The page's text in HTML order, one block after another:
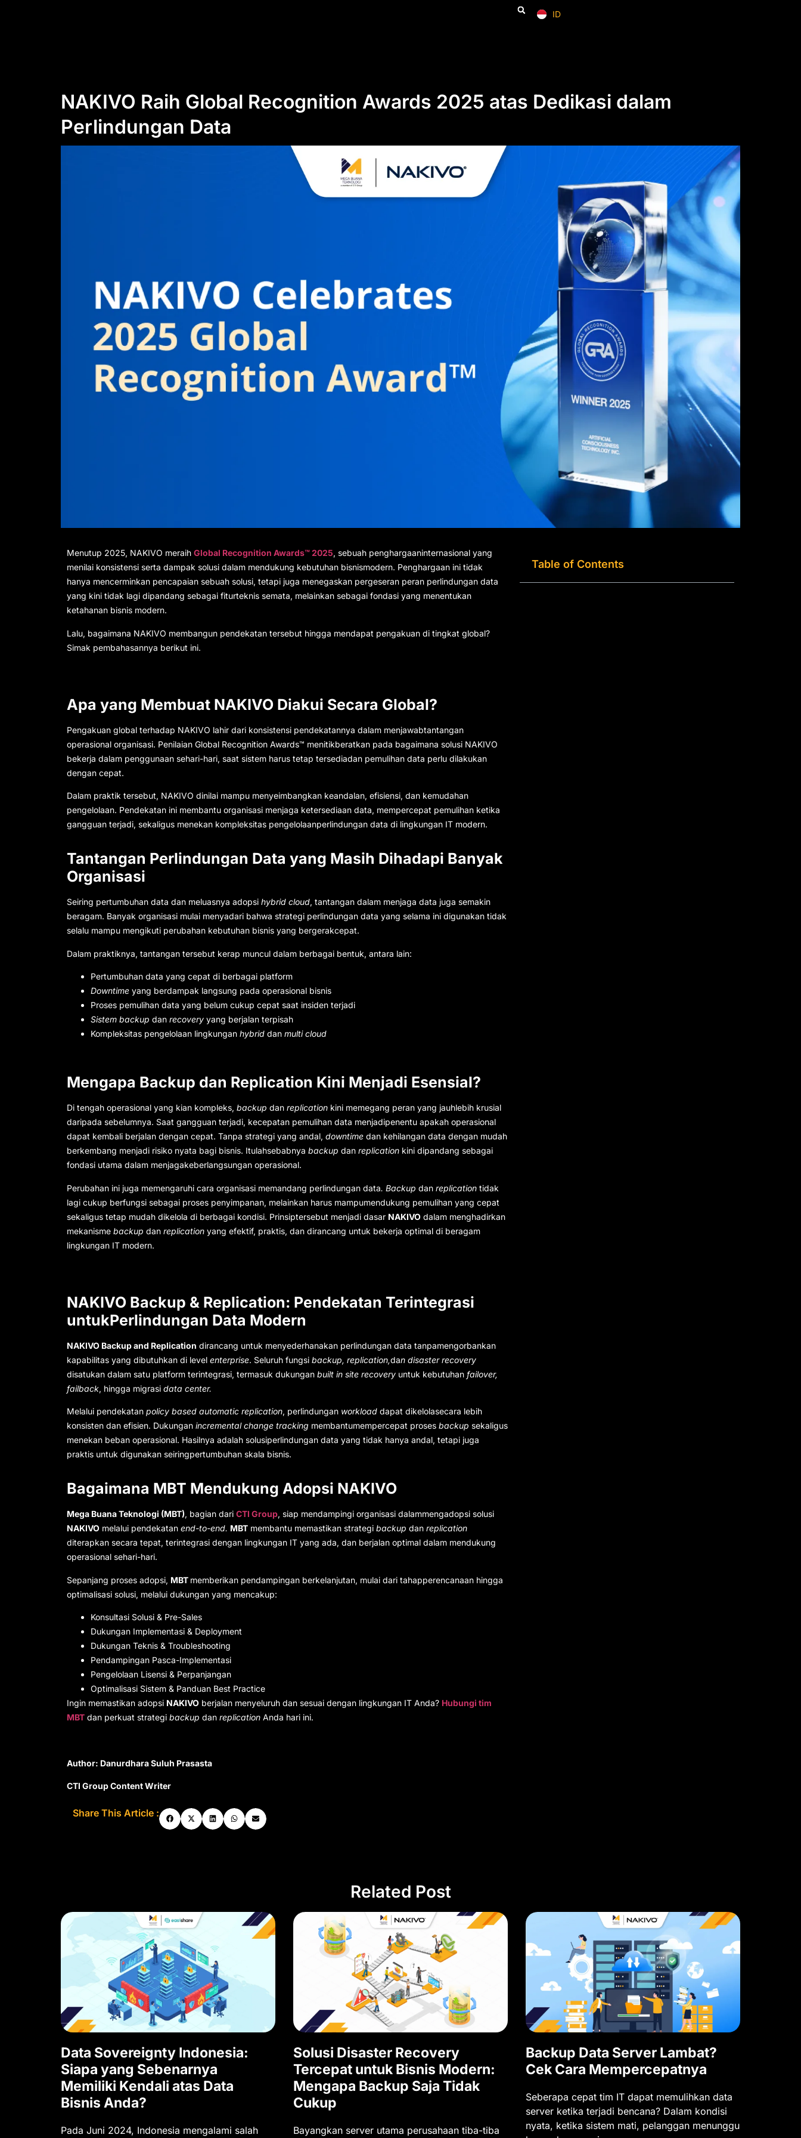
ID
EN
NAKIVO Raih Global Recognition Awards 2025 atas Dedikasi dalam
Perlindungan Data
Menutup 2025, NAKIVO meraih Global Recognition Awards™ 2025, sebuah penghargaaninternasional yang
menilai konsistensi serta dampak solusi dalam mendukung kebutuhan bisnismodern. Penghargaan ini tidak
hanya mencerminkan pencapaian sebuah solusi, tetapi juga menegaskan pergeseran peran perlindungan data
yang kini tidak lagi dipandang sebagai fiturteknis semata, melainkan sebagai fondasi yang menentukan
ketahanan bisnis modern.
Lalu, bagaimana NAKIVO membangun pendekatan tersebut hingga mendapat pengakuan di tingkat global?
Simak pembahasannya berikut ini.
Apa yang Membuat NAKIVO Diakui Secara Global?
Pengakuan global terhadap NAKIVO lahir dari konsistensi pendekatannya dalam menjawabtantangan
operasional organisasi. Penilaian Global Recognition Awards™ menitikberatkan pada bagaimana solusi NAKIVO
bekerja dalam penggunaan sehari-hari, saat sistem harus tetap tersediadan pemulihan data perlu dilakukan
dengan cepat.
Dalam praktik tersebut, NAKIVO dinilai mampu menyeimbangkan keandalan, efisiensi, dan kemudahan
pengelolaan. Pendekatan ini membantu organisasi menjaga ketersediaan data, mempercepat pemulihan ketika
gangguan terjadi, sekaligus menekan kompleksitas pengelolaanperlindungan data di lingkungan IT modern.
Tantangan Perlindungan Data yang Masih Dihadapi Banyak
Organisasi
Seiring pertumbuhan data dan meluasnya adopsi hybrid cloud, tantangan dalam menjaga data juga semakin
beragam. Banyak organisasi mulai menyadari bahwa strategi perlindungan data yang selama ini digunakan tidak
selalu mampu mengikuti perubahan kebutuhan bisnis yang bergerakcepat.
Dalam praktiknya, tantangan tersebut kerap muncul dalam berbagai bentuk, antara lain:
Pertumbuhan data yang cepat di berbagai platform
Downtime yang berdampak langsung pada operasional bisnis
Proses pemulihan data yang belum cukup cepat saat insiden terjadi
Sistem backup dan recovery yang berjalan terpisah
Kompleksitas pengelolaan lingkungan hybrid dan multi cloud
Mengapa Backup dan Replication Kini Menjadi Esensial?
Di tengah operasional yang kian kompleks, backup dan replication kini memegang peran yang jauhlebih krusial
daripada sebelumnya. Saat gangguan terjadi, kecepatan pemulihan data menjadipenentu apakah operasional
dapat kembali berjalan dengan cepat. Tanpa strategi yang andal, downtime dan kehilangan data dengan mudah
berkembang menjadi risiko nyata bagi bisnis. Itulahsebabnya backup dan replication kini dipandang sebagai
fondasi utama dalam menjagakeberlangsungan operasional.
Perubahan ini juga memengaruhi cara organisasi memandang perlindungan data. Backup dan replication tidak
lagi cukup berfungsi sebagai proses penyimpanan, melainkan harus mampumendukung pemulihan yang cepat
sekaligus tetap mudah dikelola di berbagai kondisi. Prinsiptersebut menjadi dasar NAKIVO dalam menghadirkan
mekanisme backup dan replication yang efektif, praktis, dan dirancang untuk bekerja optimal di beragam
lingkungan IT modern.
NAKIVO Backup & Replication: Pendekatan Terintegrasi
untukPerlindungan Data Modern
NAKIVO Backup and Replication dirancang untuk menyederhanakan perlindungan data tanpamengorbankan
kapabilitas yang dibutuhkan di level enterprise. Seluruh fungsi backup, replication,dan disaster recovery
disatukan dalam satu platform terintegrasi, termasuk dukungan built in site recovery untuk kebutuhan failover,
failback, hingga migrasi data center.
Melalui pendekatan policy based automatic replication, perlindungan workload dapat dikelolasecara lebih
konsisten dan efisien. Dukungan incremental change tracking membantumempercepat proses backup sekaligus
menekan beban operasional. Hasilnya adalah solusiperlindungan data yang tidak hanya andal, tetapi juga
praktis untuk digunakan seiringpertumbuhan skala bisnis.
Bagaimana MBT Mendukung Adopsi NAKIVO
Mega Buana Teknologi (MBT), bagian dari CTI Group, siap mendampingi organisasi dalammengadopsi solusi
NAKIVO melalui pendekatan end-to-end. MBT membantu memastikan strategi backup dan replication
diterapkan secara tepat, terintegrasi dengan lingkungan IT yang ada, dan berjalan optimal dalam mendukung
operasional sehari-hari.
Sepanjang proses adopsi, MBT memberikan pendampingan berkelanjutan, mulai dari tahapperencanaan hingga
optimalisasi solusi, melalui dukungan yang mencakup:
Konsultasi Solusi & Pre-Sales
Dukungan Implementasi & Deployment
Dukungan Teknis & Troubleshooting
Pendampingan Pasca-Implementasi
Pengelolaan Lisensi & Perpanjangan
Optimalisasi Sistem & Panduan Best Practice
Ingin memastikan adopsi NAKIVO berjalan menyeluruh dan sesuai dengan lingkungan IT Anda? Hubungi tim
MBT dan perkuat strategi backup dan replication Anda hari ini.
Author: Danurdhara Suluh Prasasta
CTI Group Content Writer
Share This Article :
Table of Contents
Related Post
Data Sovereignty Indonesia:
Siapa yang Sebenarnya
Memiliki Kendali atas Data
Bisnis Anda?
Pada Juni 2024, Indonesia mengalami salah
Solusi Disaster Recovery
Tercepat untuk Bisnis Modern:
Mengapa Backup Saja Tidak
Cukup
Bayangkan server utama perusahaan tiba-tiba
Backup Data Server Lambat?
Cek Cara Mempercepatnya
Seberapa cepat tim IT dapat memulihkan data
server ketika terjadi bencana? Dalam kondisi
nyata, ketika sistem mati, pelanggan menunggu